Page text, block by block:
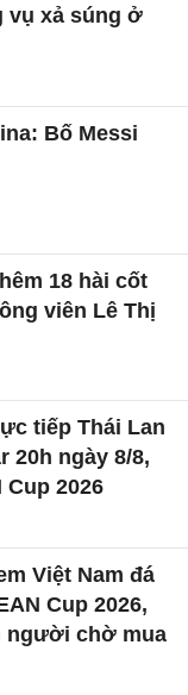
vụ xả súng ở
Bố Messi
18 hài cốt
viên Lê Thị
tiếp Thái Lan
20h ngày 8/8,
Cup 2026
Việt Nam đá
Cup 2026,
người chờ mua